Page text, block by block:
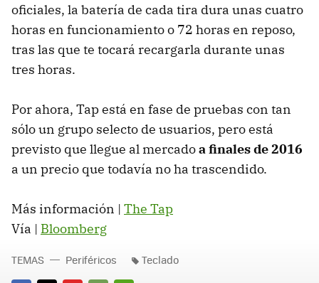
oficiales, la batería de cada tira dura unas cuatro
horas en funcionamiento o 72 horas en reposo,
tras las que te tocará recargarla durante unas
tres horas.
Por ahora, Tap está en fase de pruebas con tan
sólo un grupo selecto de usuarios, pero está
previsto que llegue al mercadoa finales de 2016
a un precio que todavía no ha trascendido.
Más información | The Tap
Vía | Bloomberg
TEMAS Periféricos Teclado